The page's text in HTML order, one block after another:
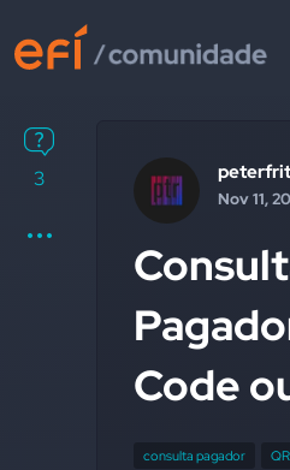
3
Nov 11,
Code
consulta pagador